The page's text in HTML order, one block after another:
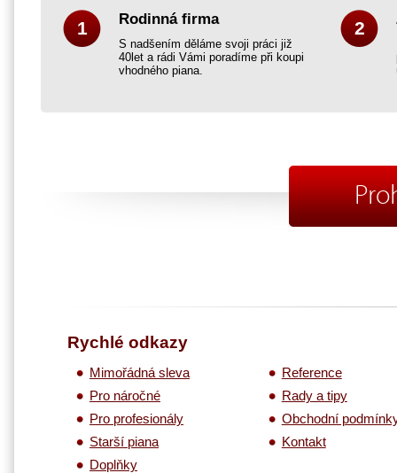
1 Rodinná firma
S nadšením děláme svoji práci již
40let a rádi Vámi poradíme při koupi
vhodného piana.
2
Rychlé odkazy
Mimořádná sleva
Pro náročné
Pro profesionály
Starší piana
Doplňky
Reference
Rady a tipy
Obchodní
Kontakt